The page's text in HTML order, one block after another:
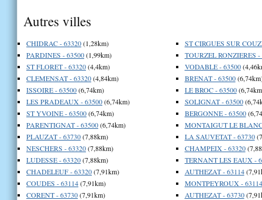
Autres villes
CHIDRAC - 63320(1,28km)
PARDINES - 63500(1,99km)
ST FLORET - 63320(4,4km)
CLEMENSAT - 63320(4,84km)
ISSOIRE - 63500(6,74km)
LES PRADEAUX - 63500(6,74km)
ST YVOINE - 63500(6,74km)
PARENTIGNAT - 63500(6,74km)
PLAUZAT - 63730(7,88km)
NESCHERS - 63320(7,88km)
LUDESSE - 63320(7,88km)
CHADELEUF - 63320(7,91km)
COUDES - 63114(7,91km)
CORENT - 63730(7,91km)
ST CIRGUES SUR
TOURZEL RONZIERES -
VODABLE - 63500
BRENAT - 63500
LE BROC - 63500
SOLIGNAT - 63500
BERGONNE - 63500
MONTAIGUT LE
LA SAUVETAT - 63730
CHAMPEIX - 63320
TERNANT LES EAUX -
AUTHEZAT - 63114
MONTPEYROUX - 63114
AUTHEZAT - 63730